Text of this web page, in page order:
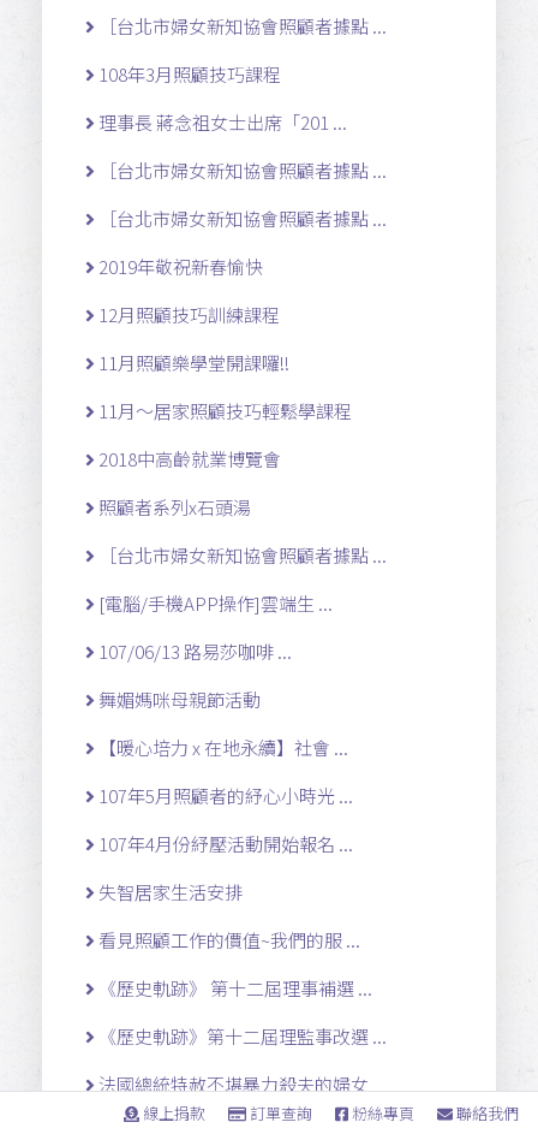
［台北市婦女新知協會照顧者據點 ...
108年3月照顧技巧課程
理事長 蔣念祖女士出席「201 ...
［台北市婦女新知協會照顧者據點 ...
［台北市婦女新知協會照顧者據點 ...
2019年敬祝新春愉快
12月照顧技巧訓練課程
11月照顧樂學堂開課囉!!
11月～居家照顧技巧輕鬆學課程
2018中高齡就業博覽會
照顧者系列x石頭湯
［台北市婦女新知協會照顧者據點 ...
[電腦/手機APP操作]雲端生 ...
107/06/13 路易莎咖啡 ...
舞媚媽咪母親節活動
【暖心培力 x 在地永續】社會 ...
107年5月照顧者的紓心小時光 ...
107年4月份紓壓活動開始報名 ...
失智居家生活安排
看見照顧工作的價值~我們的服 ...
《歷史軌跡》 第十二屆理事補選 ...
《歷史軌跡》第十二屆理監事改選 ...
法國總統特赦不堪暴力殺夫的婦女
線上捐款 訂單查詢 粉絲專頁 聯絡我們